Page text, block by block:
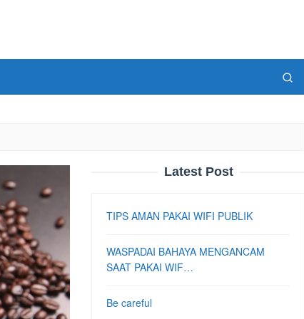
Latest Post
TIPS AMAN PAKAI WIFI PUBLIK
WASPADAI BAHAYA MENGANCAM
SAAT PAKAI WIF…
Be careful